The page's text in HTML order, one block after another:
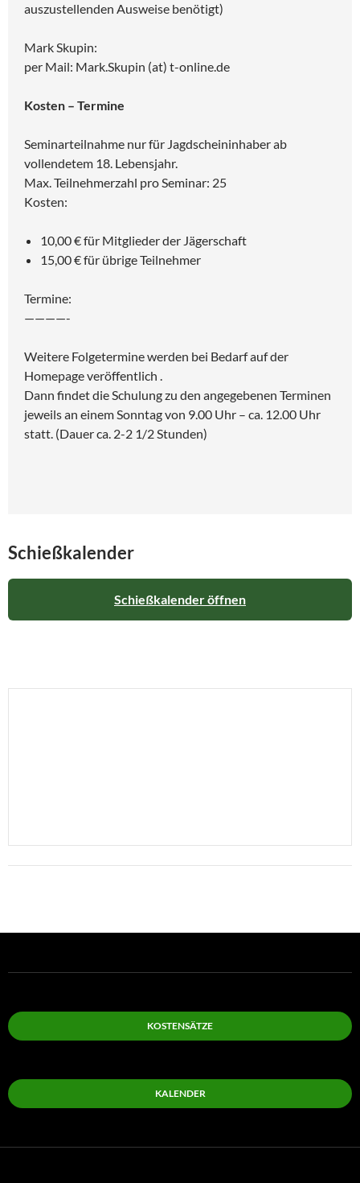
auszustellenden Ausweise benötigt)
Mark Skupin:
per Mail: Mark.Skupin (at) t-online.de
Kosten – Termine
Seminarteilnahme nur für Jagdscheininhaber ab
vollendetem 18. Lebensjahr.
Max. Teilnehmerzahl pro Seminar: 25
Kosten:
10,00 € für Mitglieder der Jägerschaft
15,00 € für übrige Teilnehmer
Termine:
————-
Weitere Folgetermine werden bei Bedarf auf der
Homepage veröffentlich .
Dann findet die Schulung zu den angegebenen Terminen
jeweils an einem Sonntag von 9.00 Uhr – ca. 12.00 Uhr
statt. (Dauer ca. 2-2 1/2 Stunden)
Schießkalender
Schießkalender öffnen
KOSTENSÄTZE
KALENDER